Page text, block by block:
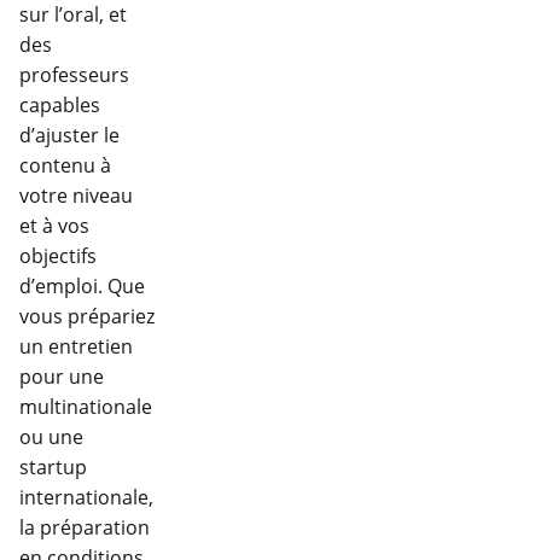
sur l’oral, et
des
professeurs
capables
d’ajuster le
contenu à
votre niveau
et à vos
objectifs
d’emploi. Que
vous prépariez
un entretien
pour une
multinationale
ou une
startup
internationale,
la préparation